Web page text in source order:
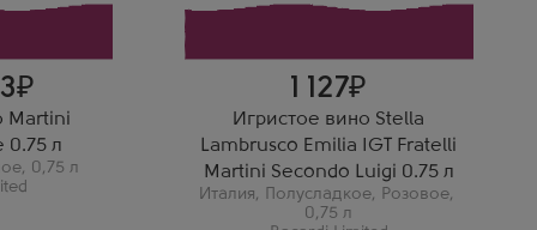
Martini
0.75 л
, 0,75 л
1 127
Игристое вино Stella
Lambrusco Emilia IGT Fratelli
Martini Secondo Luigi 0.75 л
Италия, Полусладкое, Розовое,
0,75 л
Регион
Эмилия, Эмилия-Романья
Максим В.
Стелла Ламбруско —
веселое, ягодное и очень
легкое. Для большой
компании — просто супер.